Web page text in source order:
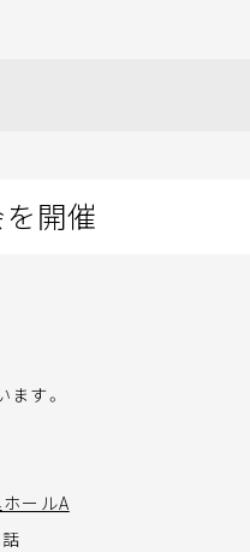
開催
す。
ールA